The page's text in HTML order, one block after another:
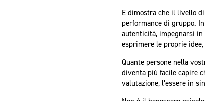
E dimostra che il livello
performance di gruppo.
autenticità, impegnarsi
esprimere le proprie
Quante persone nella
diventa più facile capire
valutazione, l’essere in